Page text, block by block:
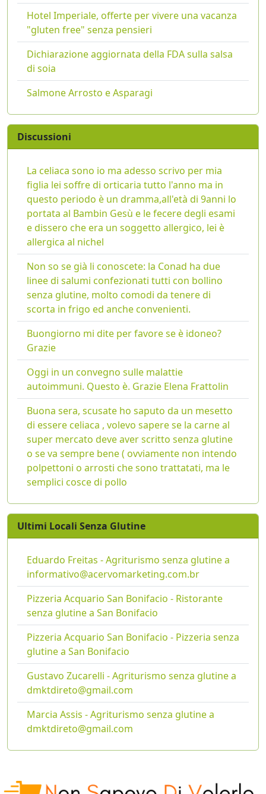
Hotel Imperiale, offerte per vivere una vacanza
"gluten free" senza pensieri
Dichiarazione aggiornata della FDA sulla salsa
di soia
Salmone Arrosto e Asparagi
Discussioni
La celiaca sono io ma adesso scrivo per mia
figlia lei soffre di orticaria tutto l'anno ma in
questo periodo è un dramma,all'età di 9anni lo
portata al Bambin Gesù e le fecere degli esami
e dissero che era un soggetto allergico, lei è
allergica al nichel
Non so se già li conoscete: la Conad ha due
linee di salumi confezionati tutti con bollino
senza glutine, molto comodi da tenere di
scorta in frigo ed anche convenienti.
Buongiorno mi dite per favore se è idoneo?
Grazie
Oggi in un convegno sulle malattie
autoimmuni. Questo è. Grazie Elena Frattolin
Buona sera, scusate ho saputo da un mesetto
di essere celiaca , volevo sapere se la carne al
super mercato deve aver scritto senza glutine
o se va sempre bene ( ovviamente non intendo
polpettoni o arrosti che sono trattatati, ma le
semplici cosce di pollo
Ultimi Locali Senza Glutine
Eduardo Freitas - Agriturismo senza glutine a
informativo@acervomarketing.com.br
Pizzeria Acquario San Bonifacio - Ristorante
senza glutine a San Bonifacio
Pizzeria Acquario San Bonifacio - Pizzeria senza
glutine a San Bonifacio
Gustavo Zucarelli - Agriturismo senza glutine a
dmktdireto@gmail.com
Marcia Assis - Agriturismo senza glutine a
dmktdireto@gmail.com